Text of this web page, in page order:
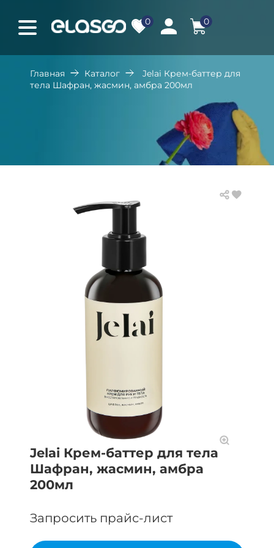
0 0
Главная Каталог
Jelai Крем-баттер для
тела Шафран, жасмин, амбра 200мл
Jelai Крем-баттер для тела
Шафран, жасмин, амбра
200мл
Запросить прайс-лист